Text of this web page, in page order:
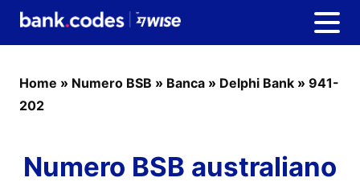
Home » Numero BSB » Banca » Delphi Bank » 941-
202
Numero BSB australiano